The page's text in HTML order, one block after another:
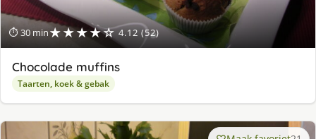
⏱ 30 min★★★★☆ 4.12 (52)
Chocolade muffins
Taarten, koek & gebak